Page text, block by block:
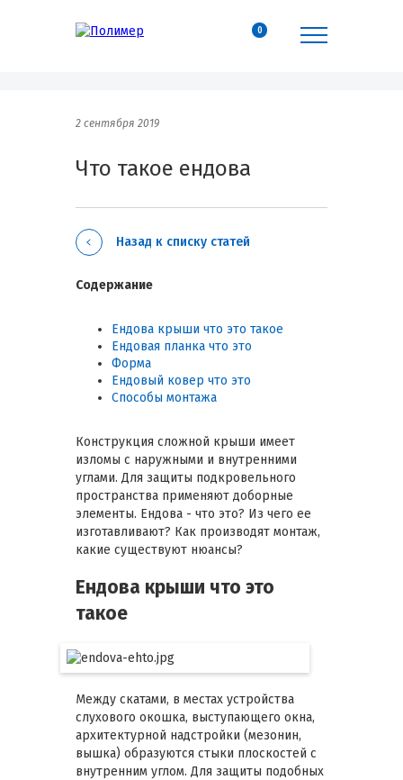
0
2 сентября 2019
Что такое ендова
Назад к списку статей
Содержание
Ендова крыши что это такое
Ендовая планка что это
Форма
Ендовый ковер что это
Способы монтажа
Конструкция сложной крыши имеет
изломы с наружными и внутренними
углами. Для защиты подкровельного
пространства применяют доборные
элементы. Ендова - что это? Из чего ее
изготавливают? Как производят монтаж,
какие существуют нюансы?
Ендова крыши что это
такое
Между скатами, в местах устройства
слухового окошка, выступающего окна,
архитектурной надстройки (мезонин,
вышка) образуются стыки плоскостей с
внутренним углом. Для защиты подобных